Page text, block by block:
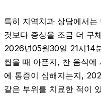
특히 지역치과 상담에서는
것보다 증상을 조금 더 구
2026년05월30일 21시14
씹을 때 아픈지, 찬 음식
에 통증이 심해지는지,
같은 부위를 치료한 적이